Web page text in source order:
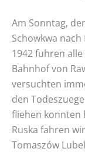
Am Sonntag,
Schowkwa
1942 fuhren
Bahnhof von
versuchten
den
fliehen konnten
Ruska fahren
Tomaszów